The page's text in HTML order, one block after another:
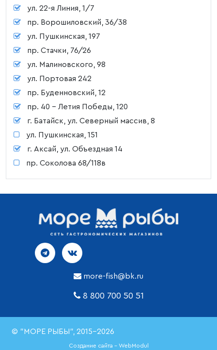
ул. 22-я Линия, 1/7
пр. Ворошиловский, 36/38
ул. Пушкинская, 197
пр. Стачки, 76/26
ул. Малиновского, 98
ул. Портовая 242
пр. Буденновский, 12
пр. 40 - Летия Победы, 120
г. Батайск, ул. Северный массив, 8
ул. Пушкинская, 151
г. Аксай, ул. Объездная 14
пр. Соколова 68/118в
more-fish@bk.ru
8 800 700 50 51
© "МОРЕ РЫБЫ", 2015-2026
Создание сайта - WebModul